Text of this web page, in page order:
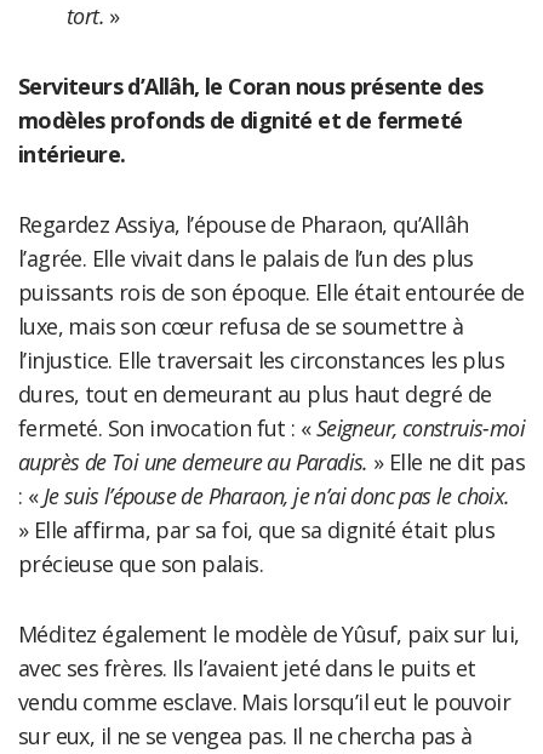
tort. »
Serviteurs d’Allâh, le Coran nous présente des
modèles profonds de dignité et de fermeté
intérieure.
Regardez Assiya, l’épouse de Pharaon, qu’Allâh
l’agrée. Elle vivait dans le palais de l’un des plus
puissants rois de son époque. Elle était entourée de
luxe, mais son cœur refusa de se soumettre à
l’injustice. Elle traversait les circonstances les plus
dures, tout en demeurant au plus haut degré de
fermeté. Son invocation fut : «Seigneur, construis-moi
auprès de Toi une demeure au Paradis. » Elle ne dit pas
: «Je suis l’épouse de Pharaon, je n’ai donc pas le choix.
» Elle affirma, par sa foi, que sa dignité était plus
précieuse que son palais.
Méditez également le modèle de Yûsuf, paix sur lui,
avec ses frères. Ils l’avaient jeté dans le puits et
vendu comme esclave. Mais lorsqu’il eut le pouvoir
sur eux, il ne se vengea pas. Il ne chercha pas à